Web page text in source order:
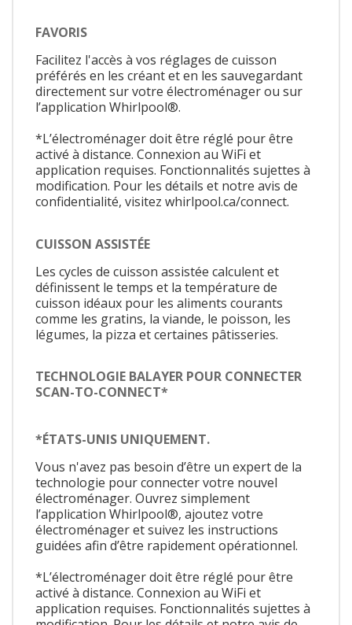
FAVORIS
Facilitez l'accès à vos réglages de cuisson
préférés en les créant et en les sauvegardant
directement sur votre électroménager ou sur
l’application Whirlpool®.
*L’électroménager doit être réglé pour être
activé à distance. Connexion au WiFi et
application requises. Fonctionnalités sujettes à
modification. Pour les détails et notre avis de
confidentialité, visitez whirlpool.ca/connect.
CUISSON ASSISTÉE
Les cycles de cuisson assistée calculent et
définissent le temps et la température de
cuisson idéaux pour les aliments courants
comme les gratins, la viande, le poisson, les
légumes, la pizza et certaines pâtisseries.
TECHNOLOGIE BALAYER POUR CONNECTER
SCAN-TO-CONNECT*
*ÉTATS-UNIS UNIQUEMENT.
Vous n'avez pas besoin d’être un expert de la
technologie pour connecter votre nouvel
électroménager. Ouvrez simplement
l’application Whirlpool®, ajoutez votre
électroménager et suivez les instructions
guidées afin d’être rapidement opérationnel.
*L’électroménager doit être réglé pour être
activé à distance. Connexion au WiFi et
application requises. Fonctionnalités sujettes à